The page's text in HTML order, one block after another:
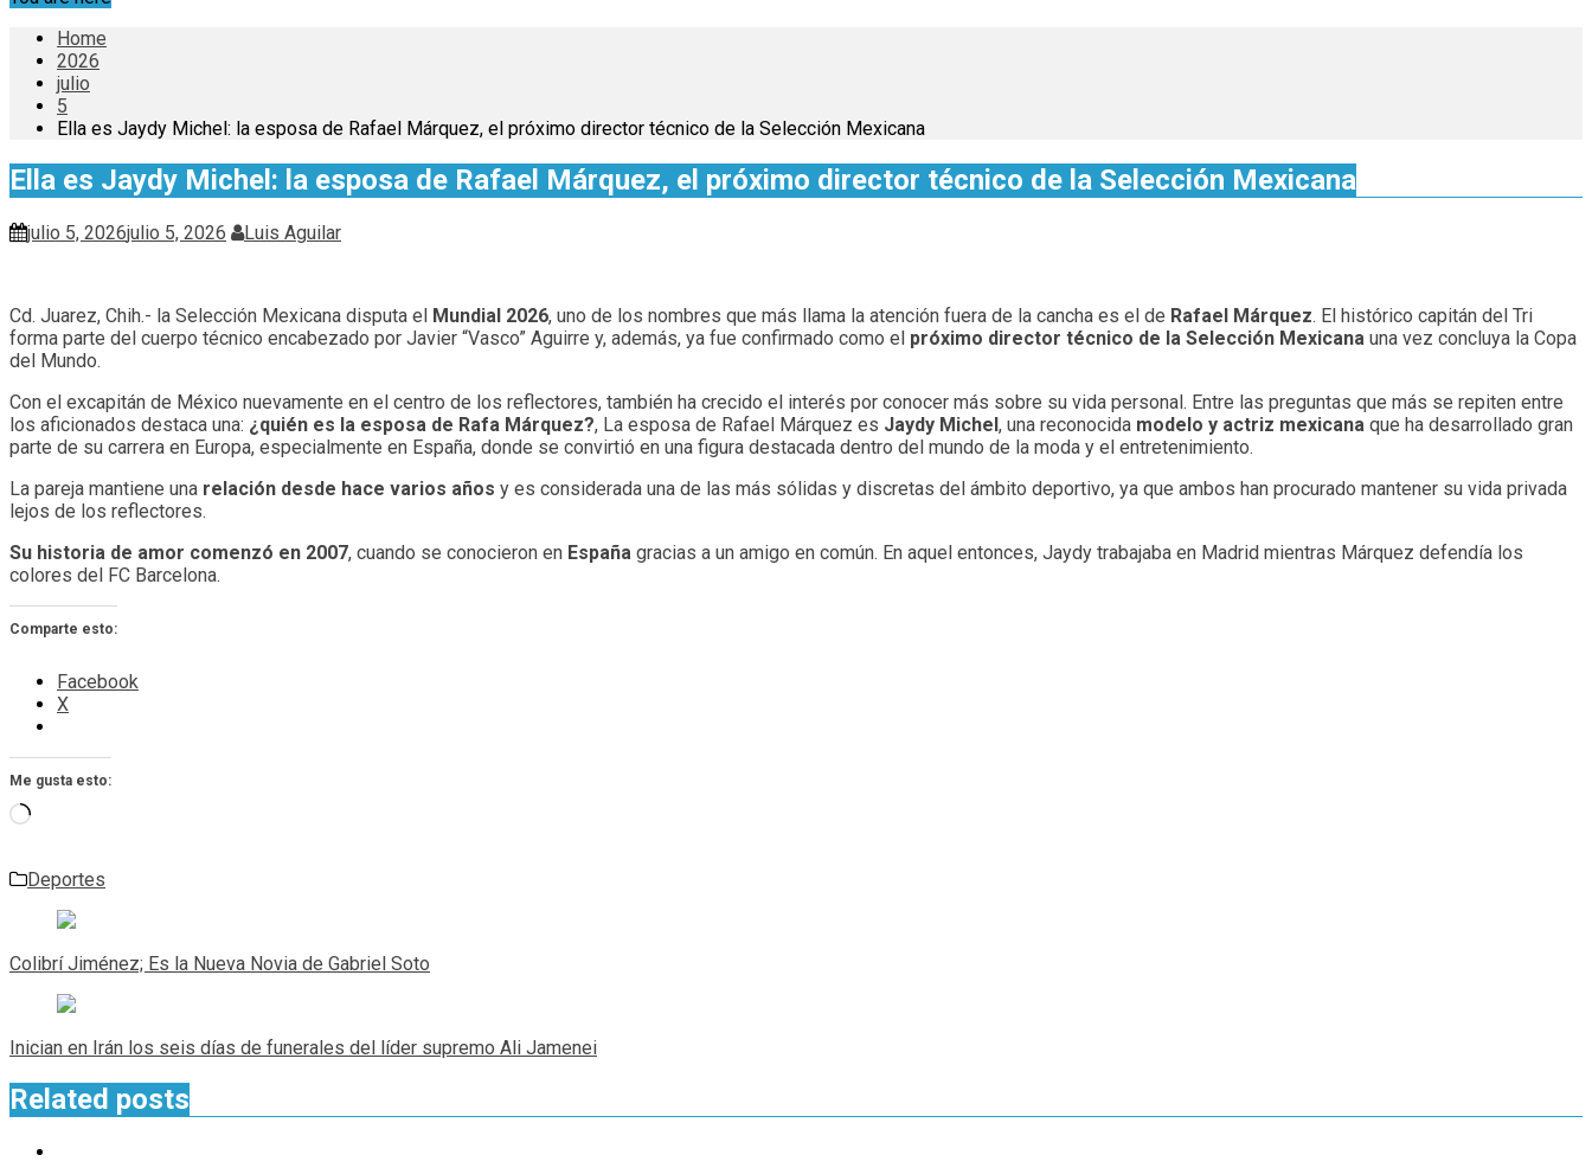
Home
2026
julio
5
Ella es Jaydy Michel: la esposa de Rafael Márquez, el próximo director técnico de la Selección Mexicana
Ella es Jaydy Michel: la esposa de Rafael Márquez, el próximo director técnico de la Selección Mexicana
julio 5, 2026julio 5, 2026 Luis Aguilar
Cd. Juarez, Chih.- la Selección Mexicana disputa el Mundial 2026, uno de los nombres que más llama la atención fuera de la cancha es el de Rafael Márquez. El histórico capitán del Tri
forma parte del cuerpo técnico encabezado por Javier “Vasco” Aguirre y, además, ya fue confirmado como el próximo director técnico de la Selección Mexicana una vez concluya la Copa
del Mundo.
Con el excapitán de México nuevamente en el centro de los reflectores, también ha crecido el interés por conocer más sobre su vida personal. Entre las preguntas que más se repiten entre
los aficionados destaca una: ¿quién es la esposa de Rafa Márquez?, La esposa de Rafael Márquez es Jaydy Michel, una reconocida modelo y actriz mexicana que ha desarrollado gran
parte de su carrera en Europa, especialmente en España, donde se convirtió en una figura destacada dentro del mundo de la moda y el entretenimiento.
La pareja mantiene una relación desde hace varios años y es considerada una de las más sólidas y discretas del ámbito deportivo, ya que ambos han procurado mantener su vida privada
lejos de los reflectores.
Su historia de amor comenzó en 2007, cuando se conocieron en España gracias a un amigo en común. En aquel entonces, Jaydy trabajaba en Madrid mientras Márquez defendía los
colores del FC Barcelona.
Comparte esto:
Facebook
X
Me gusta esto:
Cargando...
Deportes
Navegación
de
entradas
Colibrí Jiménez; Es la Nueva Novia de Gabriel Soto
Inician en Irán los seis días de funerales del líder supremo Ali Jamenei
Related posts